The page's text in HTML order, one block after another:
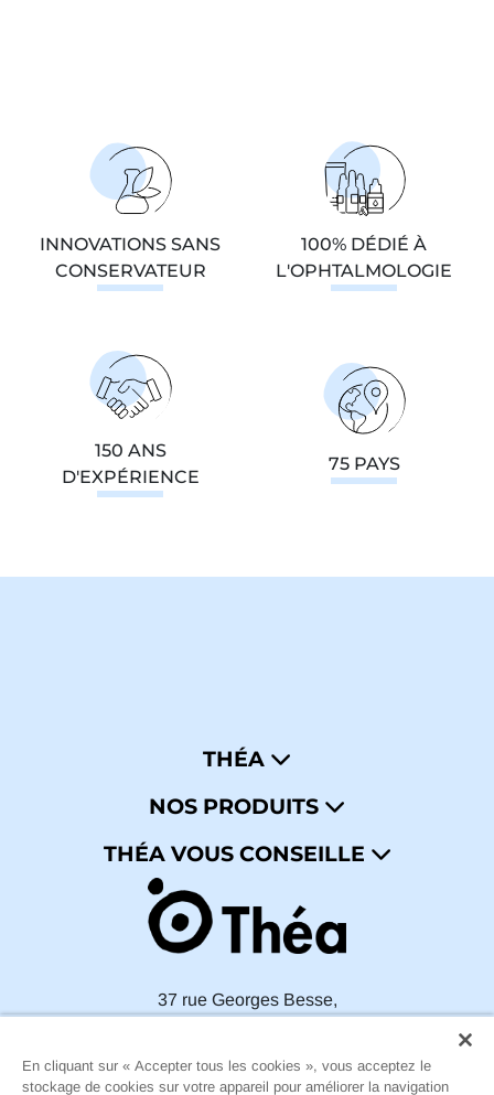
INNOVATIONS SANS
CONSERVATEUR
100% DÉDIÉ À
L'OPHTALMOLOGIE
150 ANS
D'EXPÉRIENCE
75 PAYS
THÉA
Accueil
Contact
Politique de confidentialité
Conditions générales d’utilisation
NOS PRODUITS
Produits
THÉA VOUS CONSEILLE
37 rue Georges Besse,
En cliquant sur « Accepter tous les cookies », vous acceptez le
stockage de cookies sur votre appareil pour améliorer la navigation